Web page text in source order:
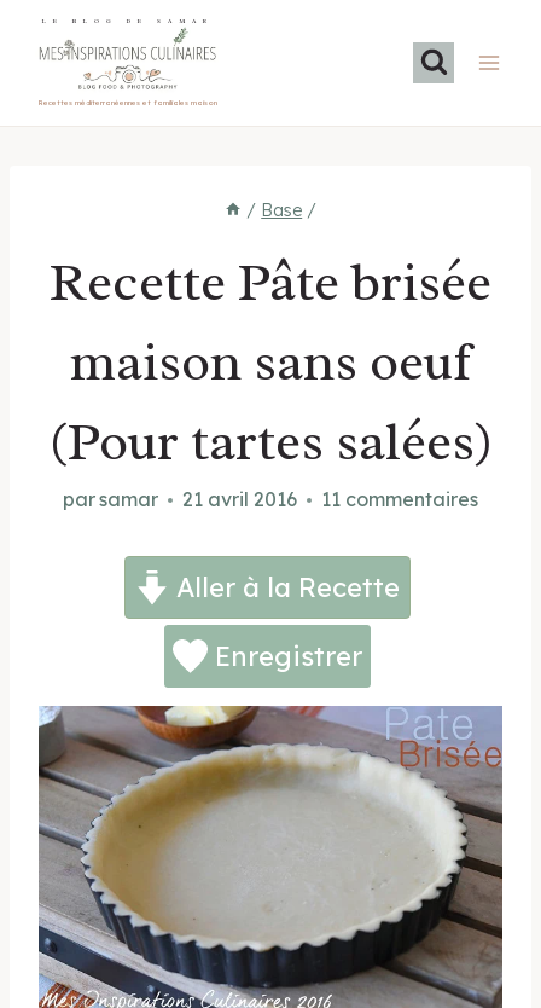
LE BLOG DE SAMAR
Recettes méditerranéennes et familiales maison
/ Base /
Recette Pâte brisée
maison sans oeuf
(Pour tartes salées)
parsamar 21 avril 2016 11 commentaires
Aller à la Recette
Enregistrer